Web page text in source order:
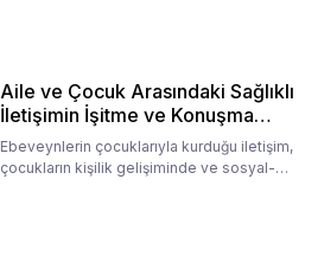
Aile ve Çocuk Arasındaki Sağlıklı
İletişimin İşitme ve Konuşma
Rehabilitasyonundaki Rolü
Ebeveynlerin çocuklarıyla kurduğu iletişim,
çocukların kişilik gelişiminde ve sosyal-